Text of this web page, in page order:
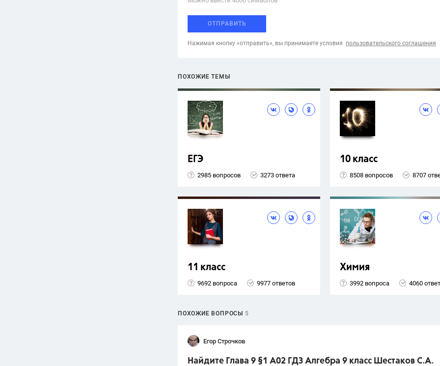
ОТПРАВИТЬ
Нажимая кнопку «отправить», вы принимаете условия пользовательского соглашения
ПОХОЖИЕ ТЕМЫ
ЕГЭ
2985 вопросов 3273 ответа
10 класс
8508 вопросов 8707
11 класс
9692 вопроса 9977 ответов
Химия
3992 вопроса 4060
ПОХОЖИЕ ВОПРОСЫ 5
Егор Строчков
Найдите Глава 9 §1 А02 ГДЗ Алгебра 9 класс Шестаков С.А.